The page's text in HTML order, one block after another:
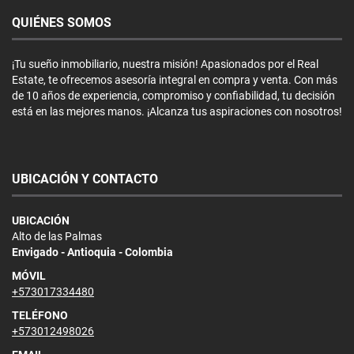
QUIÉNES SOMOS
¡Tu sueño inmobiliario, nuestra misión! Apasionados por el Real
Estate, te ofrecemos asesoría integral en compra y venta. Con más
de 10 años de experiencia, compromiso y confiabilidad, tu decisión
está en las mejores manos. ¡Alcanza tus aspiraciones con nosotros!
UBICACIÓN Y CONTACTO
UBICACIÓN
Alto de las Palmas
Envigado - Antioquia - Colombia
MÓVIL
+573017334480
TELÉFONO
+573012498026